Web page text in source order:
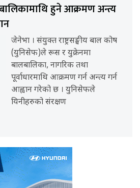
हुने आक्रमण अन्त्य
जेनेभा । संयुक्त राष्ट्रसङ्घीय बाल कोष
(युनिसेफ)ले रूस र युक्रेनमा
बालबालिका, नागरिक तथा
पूर्वाधारमाथि आक्रमण गर्न अन्त्य गर्न
आह्वान गरेको छ । युनिसेफले
यिनीहरुको संरक्षण